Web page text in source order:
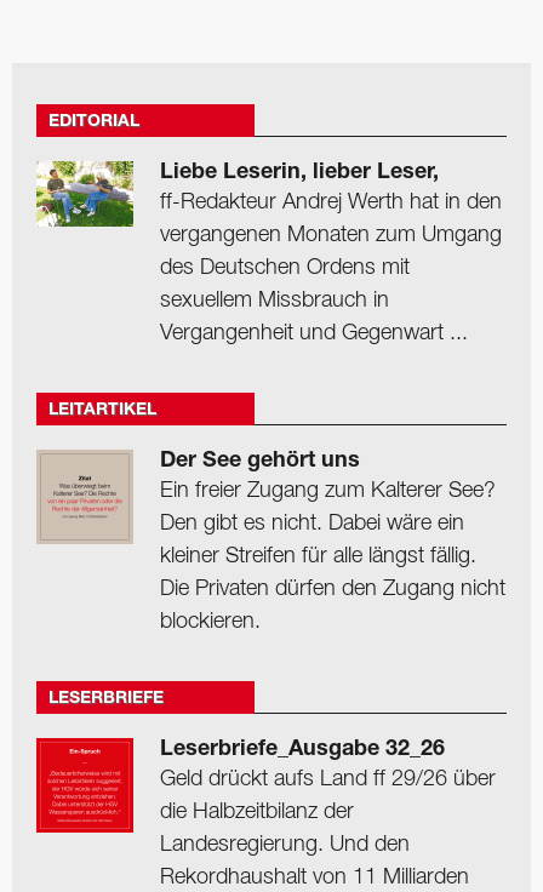
EDITORIAL
Liebe Leserin, lieber Leser,
ff-Redakteur Andrej Werth hat in den
vergangenen Monaten zum Umgang
des Deutschen Ordens mit
sexuellem Missbrauch in
Vergangenheit und Gegenwart ...
LEITARTIKEL
Der See gehört uns
Ein freier Zugang zum Kalterer See?
Den gibt es nicht. Dabei wäre ein
kleiner Streifen für alle längst fällig.
Die Privaten dürfen den Zugang nicht
blockieren.
LESERBRIEFE
Leserbriefe_Ausgabe 32_26
Geld drückt aufs Land ff 29/26 über
die Halbzeitbilanz der
Landesregierung. Und den
Rekordhaushalt von 11 Milliarden